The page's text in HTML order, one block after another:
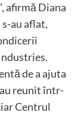
afirmă Diana
au aflat,
de a ajuta
reunit într-
Centrul